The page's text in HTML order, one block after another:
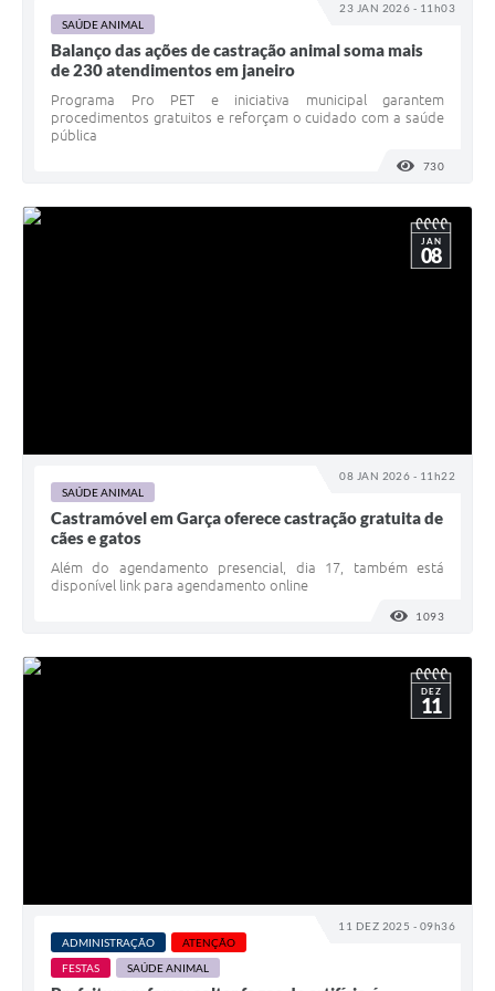
23 JAN 2026 - 11h03
SAÚDE ANIMAL
Balanço das ações de castração animal soma mais
de 230 atendimentos em janeiro
Programa Pro PET e iniciativa municipal garantem
procedimentos gratuitos e reforçam o cuidado com a saúde
pública
730
08 JAN 2026 - 11h22
JAN
08
SAÚDE ANIMAL
Castramóvel em Garça oferece castração gratuita de
cães e gatos
Além do agendamento presencial, dia 17, também está
disponível link para agendamento online
1093
11 DEZ 2025 - 09h36
DEZ
11
ADMINISTRAÇÃO
ATENÇÃO
FESTAS
SAÚDE ANIMAL